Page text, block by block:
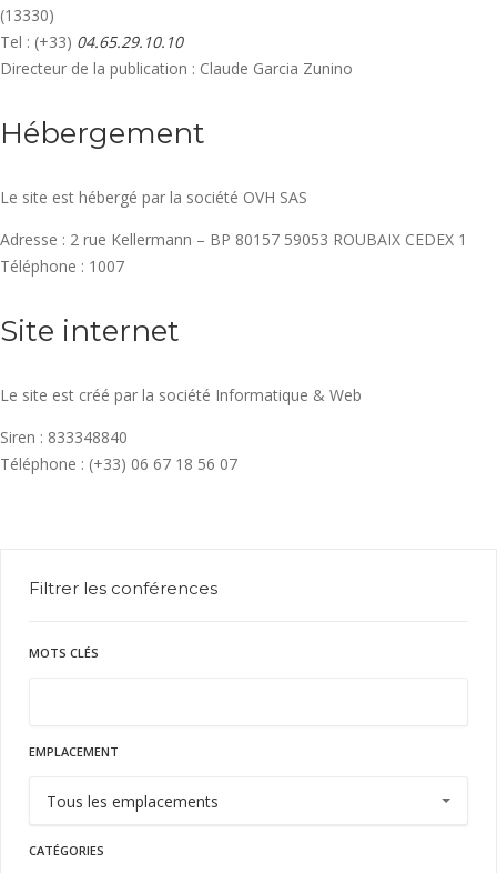
(13330)
Tel : (+33) 04.65.29.10.10
Directeur de la publication : Claude Garcia Zunino
Hébergement
Le site est hébergé par la société OVH SAS
Adresse : 2 rue Kellermann – BP 80157 59053 ROUBAIX CEDEX 1
Téléphone : 1007
Site internet
Le site est créé par la société Informatique & Web
Siren : 833348840
Téléphone : (+33) 06 67 18 56 07
Filtrer les conférences
MOTS CLÉS
EMPLACEMENT
CATÉGORIES